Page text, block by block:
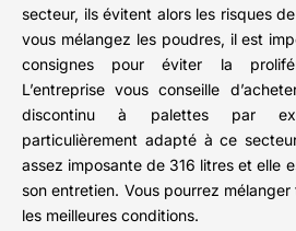
secteur, ils évitent alors les risques
vous mélangez les poudres, il est
consignes pour éviter la
L’entreprise vous conseille
discontinu à palettes par
particulièrement adapté à ce
assez imposante de 316 litres et elle
son entretien. Vous pourrez
les meilleures conditions.